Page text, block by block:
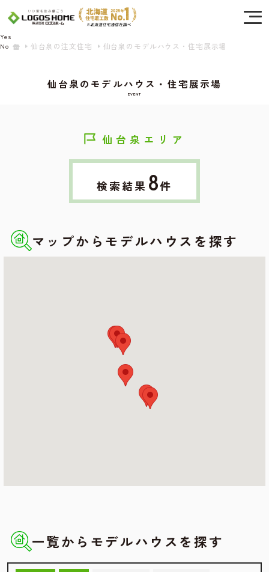
仙台泉の注文住宅 仙台泉のモデルハウス・住宅展示場
仙台泉のモデルハウス・住宅展示場
EVENT
仙台泉エリア
検索結果 8件
マップからモデルハウスを探す
一覧からモデルハウスを探す
Cookie を使用して、お客様の活動を追跡してもよろしいですか? 当社ではお客様の
プライバシーを極めて重視しています。詳細について、およびご質問がある場合
は、当社のプライバシーポリシーをご覧ください。
Yes
No